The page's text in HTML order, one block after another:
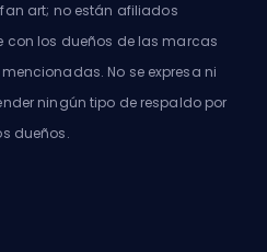
art; no están afiliados
con los dueños de las marcas
No se expresa ni
ningún tipo de respaldo por
dueños.